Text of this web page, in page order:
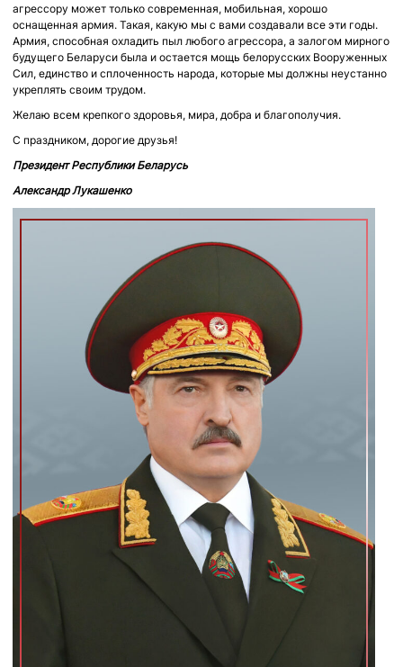
агрессору может только современная, мобильная, хорошо
оснащенная армия. Такая, какую мы с вами создавали все эти годы.
Армия, способная охладить пыл любого агрессора, а залогом мирного
будущего Беларуси была и остается мощь белорусских Вооруженных
Сил, единство и сплоченность народа, которые мы должны неустанно
укреплять своим трудом.
Желаю всем крепкого здоровья, мира, добра и благополучия.
С праздником, дорогие друзья!
Президент Республики Беларусь
Александр Лукашенко